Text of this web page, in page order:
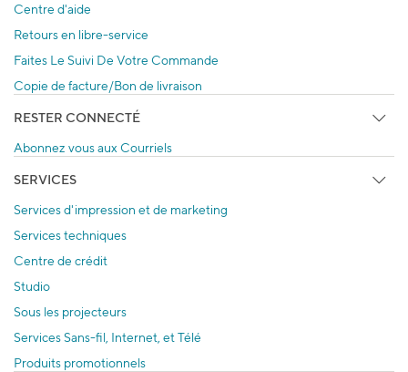
Centre d'aide
Retours en libre-service
Faites Le Suivi De Votre Commande
Copie de facture/Bon de livraison
RESTER CONNECTÉ
Abonnez vous aux Courriels
SERVICES
Services d'impression et de marketing
Services techniques
Centre de crédit
Studio
Sous les projecteurs
Services Sans-fil, Internet, et Télé
Produits promotionnels